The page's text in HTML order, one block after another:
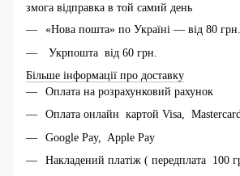
змога відправка в той самий день
«Нова пошта» по Україні — від 80 грн.
Укрпошта від 60 грн.
Більше інформації про доставку
Оплата на розрахунковий рахунок
Оплата онлайн картой Visa,
Google Pay, Apple Pay
Накладений платіж ( передплата 100